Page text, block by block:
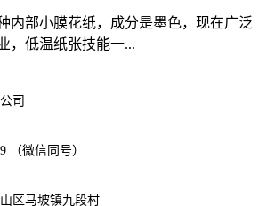
内部小膜花纸，成分是墨色，现在广泛
，低温纸张技能一...
司
（微信同号）
区马坡镇九段村